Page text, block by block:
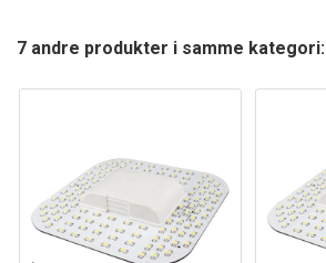
7 andre produkter i samme kategori: